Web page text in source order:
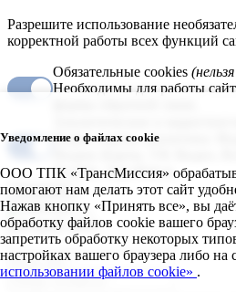
Уведомление о файлах cookie
ООО ТПК «ТрансМиссия»
помогают нам делать этот сайт
Нажав кнопку «Принять все», вы
обработку файлов cookie вашего
запретить обработку некоторых
настройках вашего браузера либо на
использовании файлов cookie» .
Разрешите использование
корректной работы всех функций
Обязательные cookies
Необходимы для работы
Видео, карты, аналитика:
JivoSite, Top.Mail.ru.
Сохранить
Быстрый заказ